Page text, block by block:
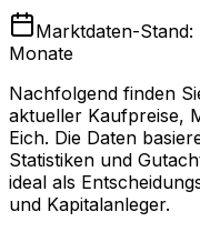
Marktdaten-Stand:
Monate
Nachfolgend finden
aktueller Kaufpreise,
Eich. Die Daten
Statistiken und
ideal als
und Kapitalanleger.